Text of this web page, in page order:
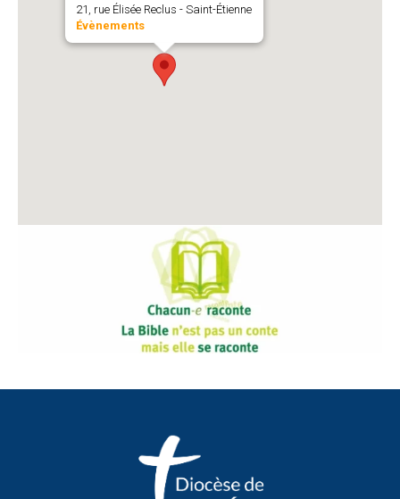
21, rue Élisée Reclus - Saint-Étienne
Évènements